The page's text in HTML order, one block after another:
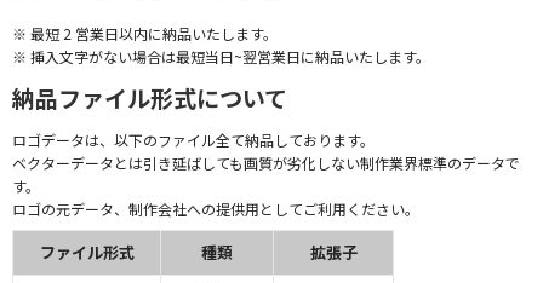
※ 最短 2 営業日以内に納品いたします。
※ 挿入文字がない場合は最短当日~翌営業日に納品いたします。
納品ファイル形式について
ロゴデータは、以下のファイル全て納品しております。
ベクターデータとは引き延ばしても画質が劣化しない制作業界標準のデータで
す。
ロゴの元データ、制作会社への提供用としてご利用ください。
ファイル形式 種類
拡張子